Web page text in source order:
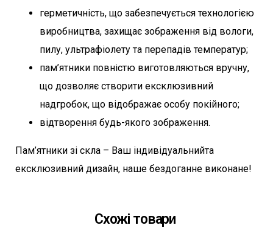
герметичність, що забезпечується технологією
виробництва, захищає зображення від вологи,
пилу, ультрафіолету та перепадів температур;
пам’ятники повністю виготовляються вручну,
що дозволяє створити ексклюзивний
надгробок, що відображає особу покійного;
відтворення будь-якого зображення.
Пам’ятники зі скла – Ваш індивідуальнийта
ексклюзивний дизайн, наше бездоганне виконане!
Схожі товари